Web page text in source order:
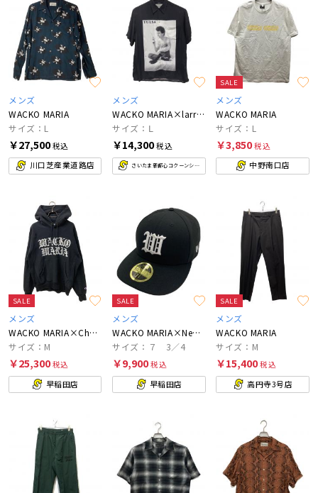
メンズ
WACKO MARIA
サイズ：L
￥27,500税込
川口芝産業道路店
メンズ
WACKO MARIA×larry clark×stie-lo
サイズ：Ⅼ
￥14,300税込
さいたま新都心コクーンシティ店
SALE
メンズ
WACKO MARIA
サイズ：L
￥3,850税込
中野南口店
SALE
メンズ
WACKO MARIA×Champion
サイズ：M
￥25,300税込
早稲田店
SALE
メンズ
WACKO MARIA×New Era
サイズ：７ 3／4
￥9,900税込
早稲田店
SALE
メンズ
WACKO MARIA
サイズ：M
￥15,400税込
高円寺3号店